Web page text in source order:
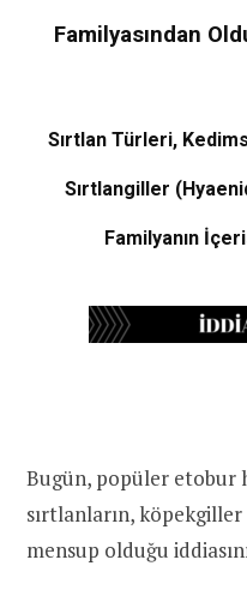
Familyasından
Sırtlan Türleri,
Sırtlangiller
Familyanın
Bugün, popüler etobur
sırtlanların,
mensup olduğu